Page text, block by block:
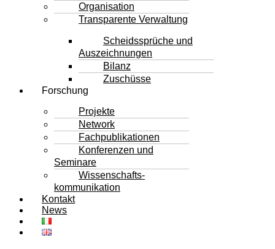
Organisation
Transparente Verwaltung
Scheidssprüche und
Auszeichnungen
Bilanz
Zuschüsse
Forschung
Projekte
Network
Fachpublikationen
Konferenzen und
Seminare
Wissenschafts-
kommunikation
Kontakt
News